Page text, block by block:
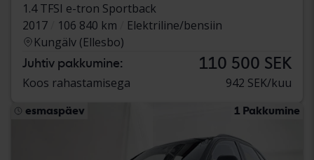
1.4 TFSI e-tron Sportback
2017
106 840 km
Elektriline/bensiin
Kungälv (Ellesbo)
Juhtiv pakkumine: 110 500 SEK
Koos rahastamisega 942 SEK/kuu
esmaspäev 1 Pakkumine